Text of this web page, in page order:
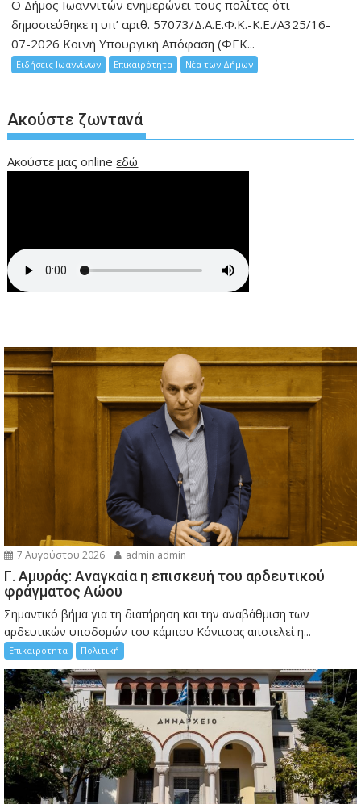
Ο Δήμος Ιωαννιτών ενημερώνει τους πολίτες ότι
δημοσιεύθηκε η υπ’ αριθ. 57073/Δ.Α.Ε.Φ.Κ.-Κ.Ε./Α325/16-
07-2026 Κοινή Υπουργική Απόφαση (ΦΕΚ...
Ειδήσεις Ιωαννίνων Επικαιρότητα Νέα των Δήμων
Ακούστε ζωντανά
Ακούστε μας onlineεδώ
7 Αυγούστου 2026 admin admin
Γ. Αμυράς: Αναγκαία η επισκευή του αρδευτικού
φράγματος Αώου
Σημαντικό βήμα για τη διατήρηση και την αναβάθμιση των
αρδευτικών υποδομών του κάμπου Κόνιτσας αποτελεί η...
Επικαιρότητα Πολιτική